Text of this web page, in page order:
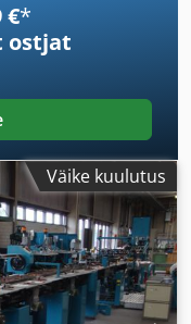
€*
ostjat
Väike kuulutus